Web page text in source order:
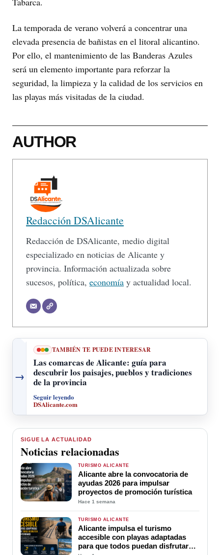
La temporada de verano volverá a concentrar una
elevada presencia de bañistas en el litoral alicantino.
Por ello, el mantenimiento de las Banderas Azules
será un elemento importante para reforzar la
seguridad, la limpieza y la calidad de los servicios en
las playas más visitadas de la ciudad.
AUTHOR
Redacción DSAlicante
Redacción de DSAlicante, medio digital
especializado en noticias de Alicante y
provincia. Información actualizada sobre
sucesos, política, economía y actualidad local.
→
TAMBIÉN TE PUEDE INTERESAR
Las comarcas de Alicante: guía para
descubrir los paisajes, pueblos y tradiciones
de la provincia
Seguir leyendo
DSAlicante.com
SIGUE LA ACTUALIDAD
Noticias relacionadas
TURISMO ALICANTE
Alicante abre la convocatoria de
ayudas 2026 para impulsar
proyectos de promoción turística
Hace 1 semana
TURISMO ALICANTE
Alicante impulsa el turismo
accesible con playas adaptadas
para que todos puedan disfrutar